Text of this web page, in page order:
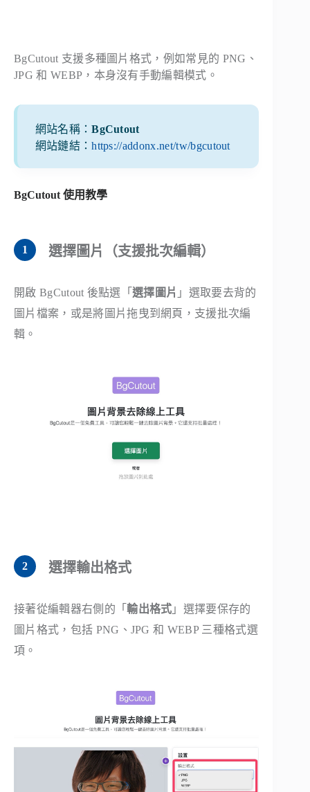
BgCutout 支援多種圖片格式，例如常見的 PNG、
JPG 和 WEBP，本身沒有手動編輯模式。
網站名稱：BgCutout
網站鏈結：https://addonx.net/tw/bgcutout
BgCutout 使用教學
選擇圖片（支援批次編輯）
開啟 BgCutout 後點選「選擇圖片 」選取要去背的
圖片檔案，或是將圖片拖曳到網頁，支援批次編
輯。
選擇輸出格式
接著從編輯器右側的「輸出格式 」選擇要保存的
圖片格式，包括 PNG、JPG 和 WEBP 三種格式選
項。